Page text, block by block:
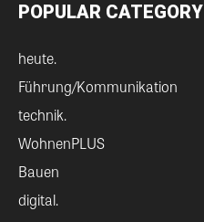
POPULAR CATEGORY
heute.
Führung/Kommunikation
technik.
WohnenPLUS
Bauen
digital.